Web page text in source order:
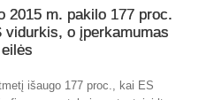
2015 m. pakilo 177 proc.
vidurkis, o įperkamumas
išaugo 177 proc., kai ES